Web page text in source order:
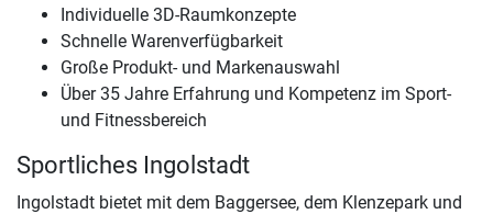
Individuelle 3D-Raumkonzepte
Schnelle Warenverfügbarkeit
Große Produkt- und Markenauswahl
Über 35 Jahre Erfahrung und Kompetenz im Sport-
und Fitnessbereich
Sportliches Ingolstadt
Ingolstadt bietet mit dem Baggersee, dem Klenzepark und